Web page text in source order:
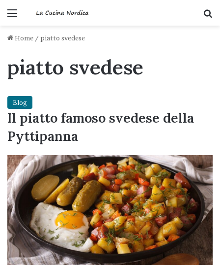
Menu
Home / piatto svedese
piatto svedese
Blog
Il piatto famoso svedese della
Pyttipanna